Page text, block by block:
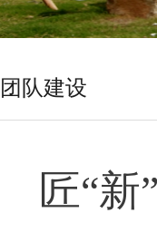
团队建设
匠“